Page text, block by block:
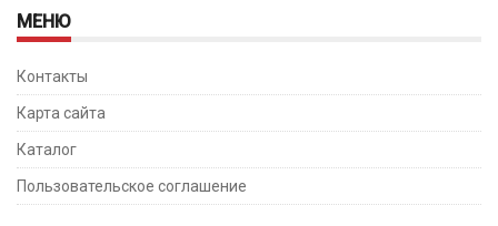
МЕНЮ
Контакты
Карта сайта
Каталог
Пользовательское соглашение